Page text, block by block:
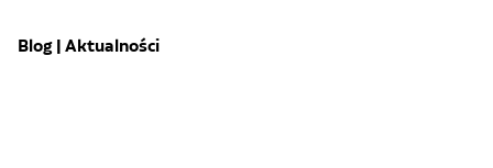
Blog | Aktualności